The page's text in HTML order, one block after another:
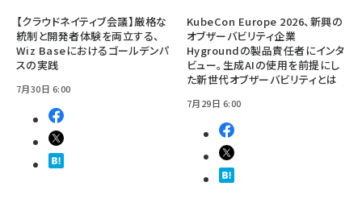
【クラウドネイティブ会議】厳格な
統制と開発者体験を両立する、
Wiz Baseにおけるゴールデンパ
スの実践
7月30日 6:00
KubeCon Europe 2026、新興の
オブザーバビリティ企業
Hygroundの製品責任者にインタ
ビュー。生成AIの使用を前提にし
た新世代オブザーバビリティとは
7月29日 6:00